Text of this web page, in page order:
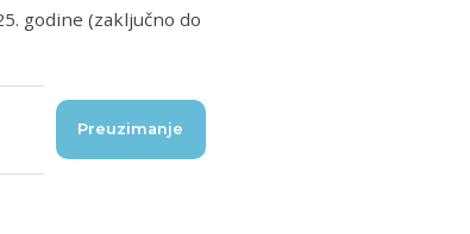
godine (zaključno do
Preuzimanje